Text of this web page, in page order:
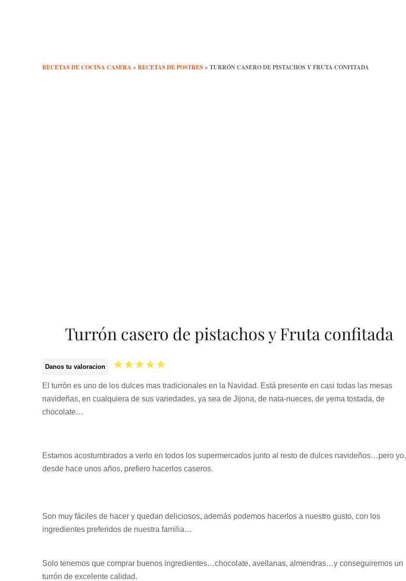
RECETAS DE COCINA CASERA > RECETAS DE POSTRES > TURRÓN CASERO DE PISTACHOS Y FRUTA CONFITADA
Turrón casero de pistachos y Fruta confitada
Danos tu valoracion ★★★★★
El turrón es uno de los dulces mas tradicionales en la Navidad. Está presente en casi todas las mesas
navideñas, en cualquiera de sus variedades, ya sea de Jijona, de nata-nueces, de yema tostada, de
chocolate…
Estamos acostumbrados a verlo en todos los supermercados junto al resto de dulces navideños…pero yo,
desde hace unos años, prefiero hacerlos caseros.
Son muy fáciles de hacer y quedan deliciosos, además podemos hacerlos a nuestro gusto, con los
ingredientes preferidos de nuestra familia…
Solo tenemos que comprar buenos ingredientes…chocolate, avellanas, almendras…y conseguiremos un
turrón de excelente calidad.